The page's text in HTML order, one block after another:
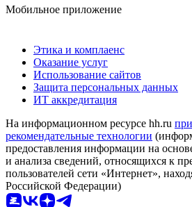
Мобильное приложение
Этика и комплаенс
Оказание услуг
Использование сайтов
Защита персональных данных
ИТ аккредитация
На информационном ресурсе hh.ru
рекомендательные технологии
предоставления информации на
и анализа сведений, относящихся к
пользователей сети «Интернет»,
Российской Федерации)